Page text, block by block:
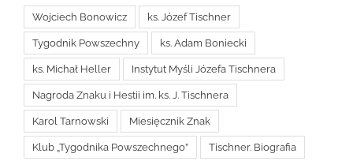
Wojciech Bonowicz ks. Józef Tischner
Tygodnik Powszechny ks. Adam Boniecki
ks. Michał Heller Instytut Myśli Józefa Tischnera
Nagroda Znaku i Hestii im. ks. J. Tischnera
Karol Tarnowski Miesięcznik Znak
Klub „Tygodnika Powszechnego” Tischner. Biografia